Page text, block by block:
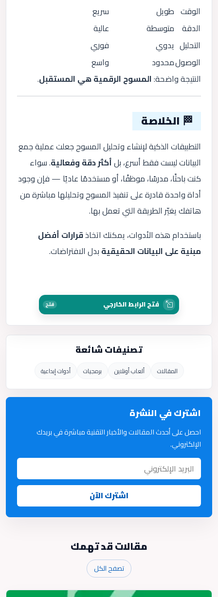
تصنيفات شائعة
المقالات ألعاب أونلاين برمجيات أدوات إبداعية
اشترك في النشرة
احصل على أحدث المقالات والأخبار التقنية مباشرة في بريدك
الإلكتروني.
اشترك الآن
الوقت طويل
سريع
الدقة متوسطة
عالية
التحليل يدوي
فوري
الوصولمحدود
واسع
النتيجة واضحة:المسوح الرقمية هي المستقبل.
🏁 الخلاصة
التطبيقات الذكية لإنشاء وتحليل المسوح جعلت عملية جمع
البيانات ليست فقط أسرع، بلأكثر دقة وفعالية. سواء
كنت باحثًا، مدرسًا، موظفًا، أو مستخدمًا عاديًا — فإن وجود
أداة واحدة قادرة على تنفيذ المسوح وتحليلها مباشرة من
هاتفك يغيّر الطريقة التي تعمل بها.
باستخدام هذه الأدوات، يمكنك اتخاذقرارات أفضل
مبنية على البيانات الحقيقية بدل الافتراضات.
فتح الرابط الخارجي فتح
مقالات قد تهمك
تصفح الكل